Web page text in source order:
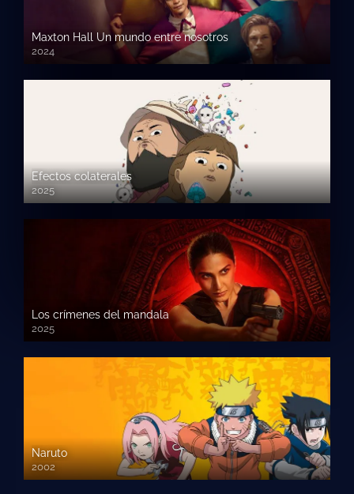
Maxton Hall Un mundo entre nosotros
2024
Efectos colaterales
2025
Los crímenes del mandala
2025
Naruto
2002